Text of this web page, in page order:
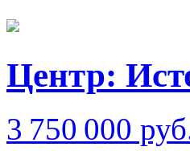
Центр:
3 750 000